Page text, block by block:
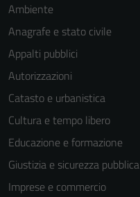
Ambiente
Anagrafe e stato civile
Appalti pubblici
Autorizzazioni
Catasto e urbanistica
Cultura e tempo libero
Educazione e formazione
Giustizia e sicurezza pubblica
Imprese e commercio